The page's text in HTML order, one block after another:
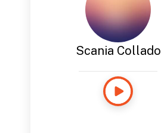
Scania Collado